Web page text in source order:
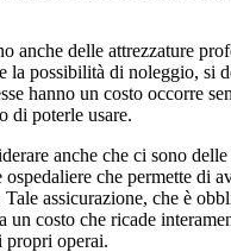
anche delle attrezzature
la possibilità di noleggio, si
hanno un costo occorre
di poterle usare.
anche che ci sono
che permette di
assicurazione, che è
un costo che ricade
propri operai.